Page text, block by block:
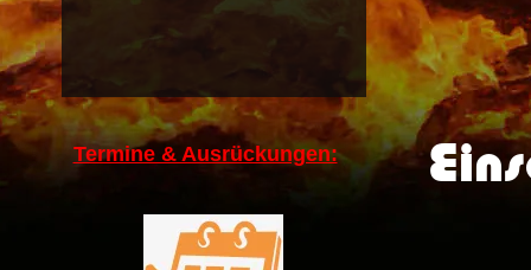
Termine & Ausrückungen: